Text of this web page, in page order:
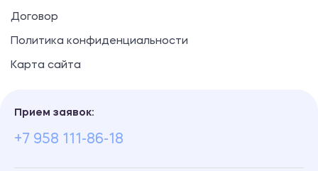
Договор
Политика конфиденциальности
Карта сайта
Прием заявок:
+7 958 111-86-18